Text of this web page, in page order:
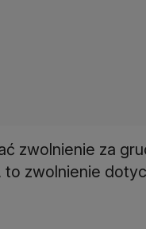
zwolnienie za
to zwolnienie